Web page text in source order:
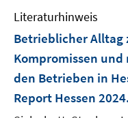
m
F
n
s
t
Literaturhinweis
Betrieblicher Alltag
Kompromissen
den Betrieben in
Report Hessen